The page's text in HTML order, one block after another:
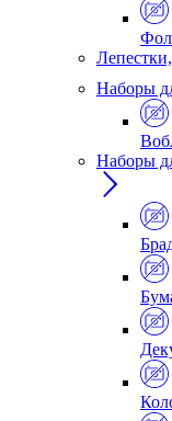
Наборы
Наборы